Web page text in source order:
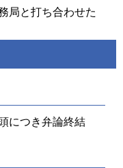
局と打ち合わせた
につき弁論終結